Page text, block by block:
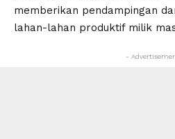
memberikan pendampingan
lahan-lahan produktif milik
-